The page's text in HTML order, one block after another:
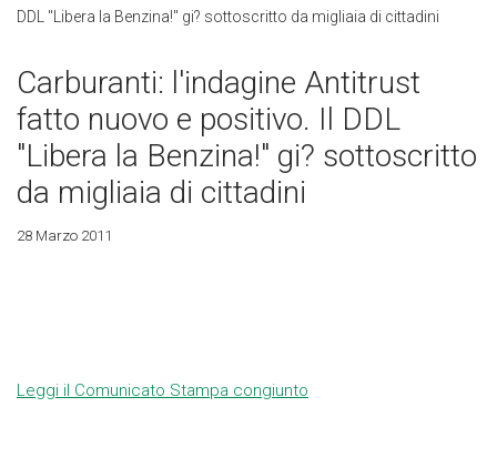
DDL "Libera la Benzina!" gi? sottoscritto da migliaia di cittadini
Carburanti: l'indagine Antitrust
fatto nuovo e positivo. Il DDL
"Libera la Benzina!" gi? sottoscritto
da migliaia di cittadini
28 Marzo 2011
Leggi il Comunicato Stampa congiunto